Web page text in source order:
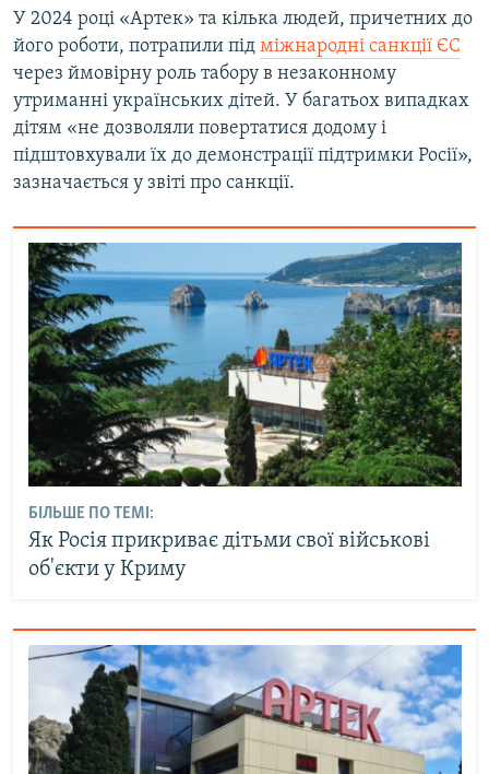
У 2024 році «Артек» та кілька людей, причетних до
його роботи, потрапили під міжнародні санкції ЄС
через ймовірну роль табору в незаконному
утриманні українських дітей. У багатьох випадках
дітям «не дозволяли повертатися додому і
підштовхували їх до демонстрації підтримки Росії»,
зазначається у звіті про санкції.
БІЛЬШЕ ПО ТЕМІ:
Як Росія прикриває дітьми свої військові
об'єкти у Криму